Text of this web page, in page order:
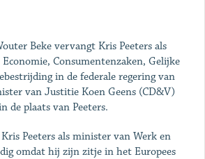
Beke vervangt Kris Peeters als
Consumentenzaken, Gelijke
in de federale regering van
van Justitie Koen Geens (CD&V)
de plaats van Peeters.
Peeters als minister van Werk en
omdat hij zijn zitje in het Europees